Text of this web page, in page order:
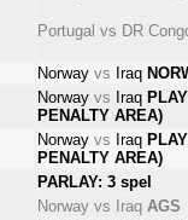
Portugalvs DR
Norwayvs Iraq
Norwayvs Iraq
PENALTY AREA)
Norwayvs Iraq
PENALTY AREA)
PARLAY: 3 spel
Norwayvs IraqAGS